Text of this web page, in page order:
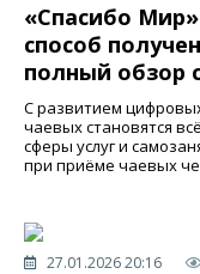
«Спасибо
способ
полный обзор
С развитием
чаевых становятся
сферы услуг и
при приёме чаевых
27.01.2026 20:16